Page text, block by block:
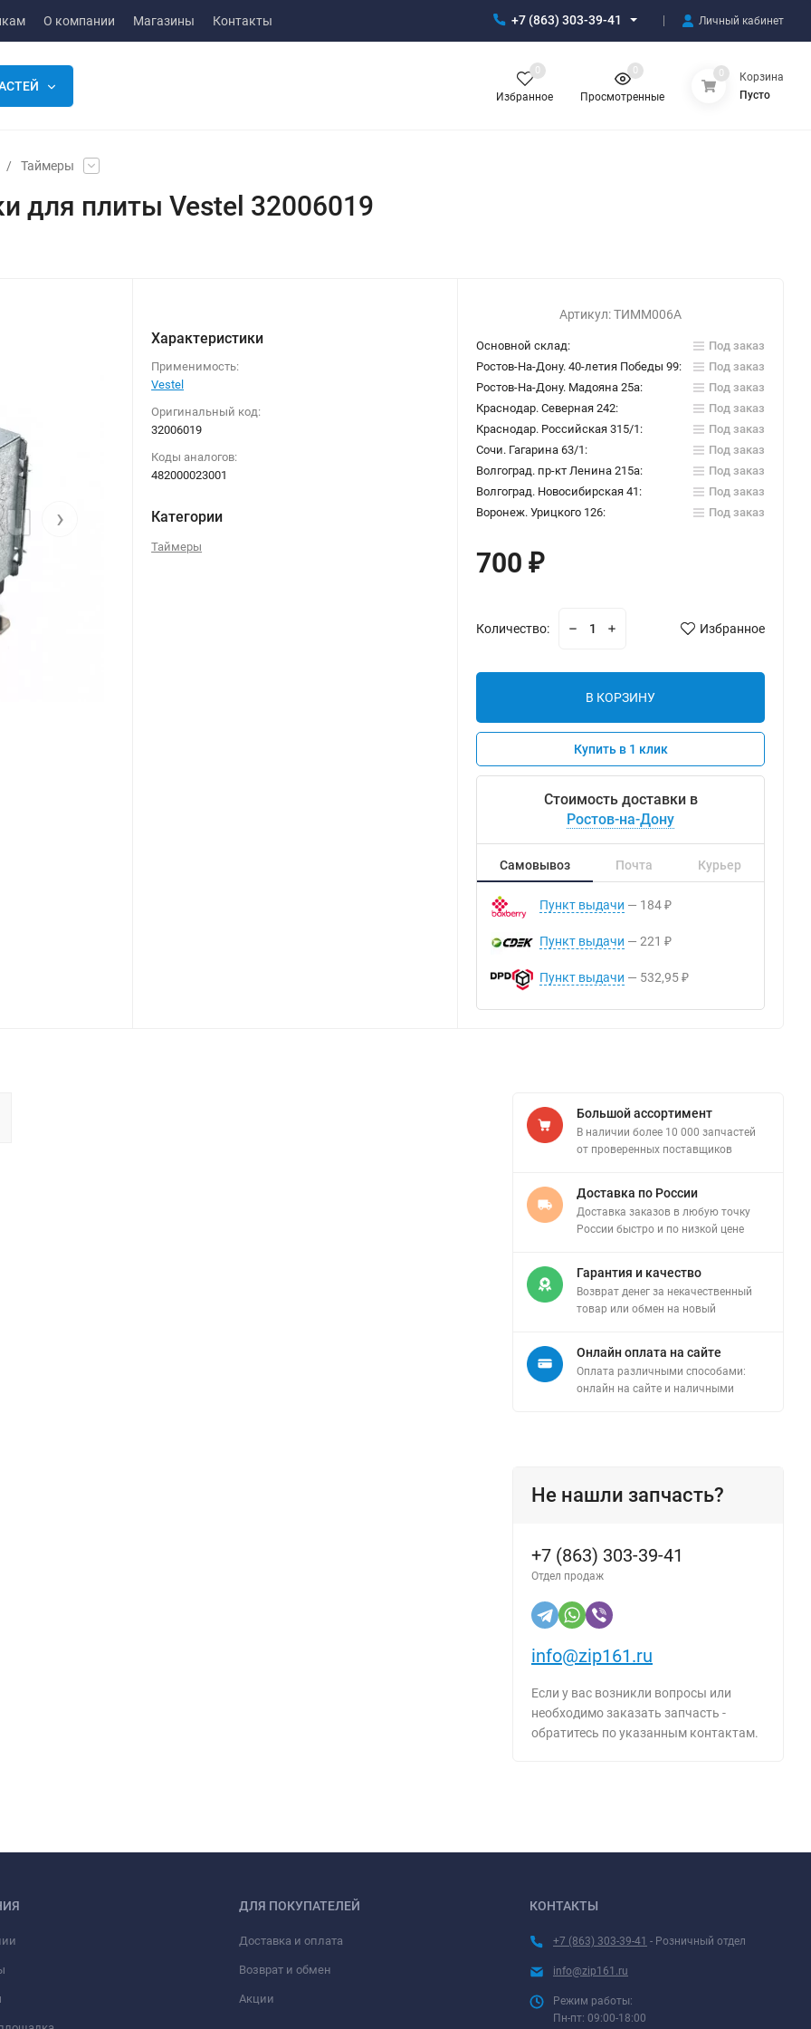
О компании Магазины Контакты +7 (863) 303-39-41 Личный кабинет
Избранное
0
Просмотренные
0 0
Корзина
Пусто
/ Таймеры
для плиты Vestel 32006019
›
Характеристики
Применимость:
Vestel
Оригинальный код:
32006019
Коды аналогов:
482000023001
Категории
Таймеры
Артикул:ТИММ006А
Основной склад:
Под заказ
Ростов-На-Дону. 40-летия Победы 99:
Под заказ
Ростов-На-Дону. Мадояна 25а:
Под заказ
Краснодар. Северная 242:
Под заказ
Краснодар. Российская 315/1:
Под заказ
Сочи. Гагарина 63/1:
Под заказ
Волгоград. пр-кт Ленина 215а:
Под заказ
Волгоград. Новосибирская 41:
Под заказ
Воронеж. Урицкого 126:
Под заказ
700₽
Количество: Избранное
В КОРЗИНУ
Купить в 1 клик
Стоимость доставки в
Ростов-на-Дону
Самовывоз Почта Курьер
Пункт выдачи 184 ₽
Пункт выдачи 221 ₽
Пункт выдачи 532,95 ₽
Большой ассортимент
В наличии более 10 000 запчастей
от проверенных поставщиков
Доставка по России
Доставка заказов в любую точку
России быстро и по низкой цене
Гарантия и качество
Возврат денег за некачественный
товар или обмен на новый
Онлайн оплата на сайте
Оплата различными способами:
онлайн на сайте и наличными
Не нашли запчасть?
+7 (863) 303-39-41
Отдел продаж
info@zip161.ru
Если у вас возникли вопросы или
необходимо заказать запчасть -
обратитесь по указанным контактам.
ДЛЯ ПОКУПАТЕЛЕЙ
Доставка и оплата
Возврат и обмен
Акции
КОНТАКТЫ
+7 (863) 303-39-41 - Розничный отдел
info@zip161.ru
Режим работы:
Пн-пт: 09:00-18:00